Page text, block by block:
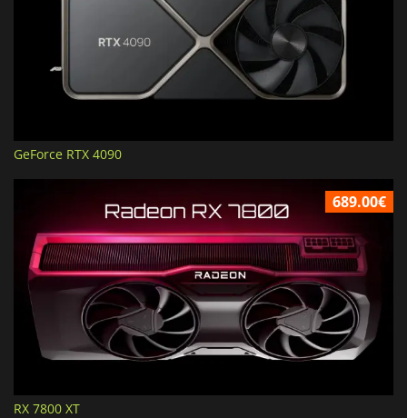
GeForce RTX 4090
689.00€
RX 7800 XT